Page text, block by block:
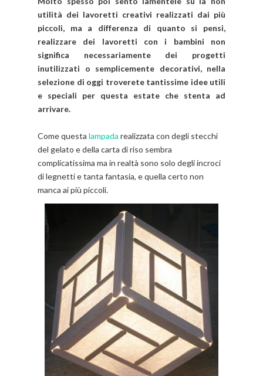
utilità dei lavoretti creativi realizzati dai più
piccoli, ma a differenza di quanto si pensi,
realizzare dei lavoretti con i bambini non
significa necessariamente dei progetti
inutilizzati o semplicemente decorativi, nella
selezione di oggi troverete tantissime idee utili
e speciali per questa estate che stenta ad
arrivare.
Come questa lampada realizzata con degli stecchi
del gelato e della carta di riso sembra
complicatissima ma in realtà sono solo degli incroci
di legnetti e tanta fantasia, e quella certo non
manca ai più piccoli.